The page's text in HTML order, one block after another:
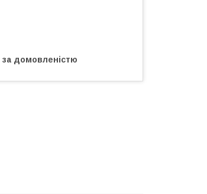
за домовленістю